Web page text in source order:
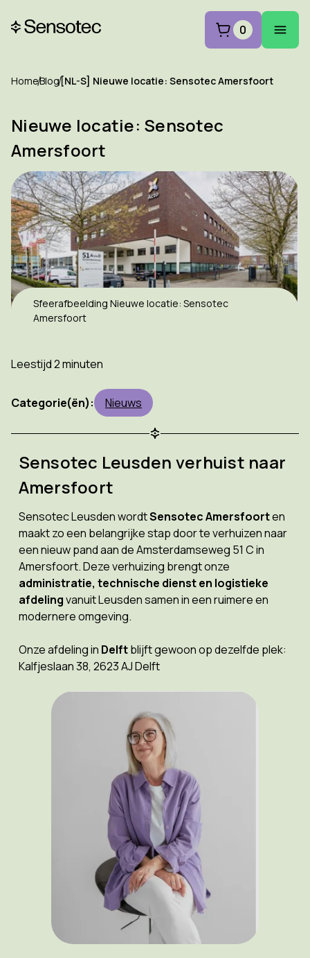
0
HomeBlog[NL-S] Nieuwe locatie: Sensotec Amersfoort
Nieuwe locatie: Sensotec
Amersfoort
Sfeerafbeelding Nieuwe locatie: Sensotec
Amersfoort
Leestijd 2 minuten
Categorie(ën): Nieuws
Sensotec Leusden verhuist naar
Amersfoort
Sensotec Leusden wordtSensotec Amersfoorten
maakt zo een belangrijke stap door te verhuizen naar
een nieuw pand aan de Amsterdamseweg 51 C in
Amersfoort. Deze verhuizing brengt onze
administratie, technische dienst en logistieke
afdelingvanuit Leusden samen in een ruimere en
modernere omgeving.
Onze afdeling in Delftblijft gewoon op dezelfde plek:
Kalfjeslaan 38, 2623 AJ Delft